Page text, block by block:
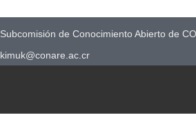
Subcomisión de Conocimiento Abierto de
kimuk@conare.ac.cr